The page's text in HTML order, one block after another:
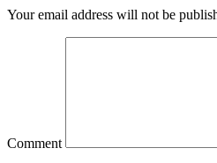
Your email address will not be
Comment